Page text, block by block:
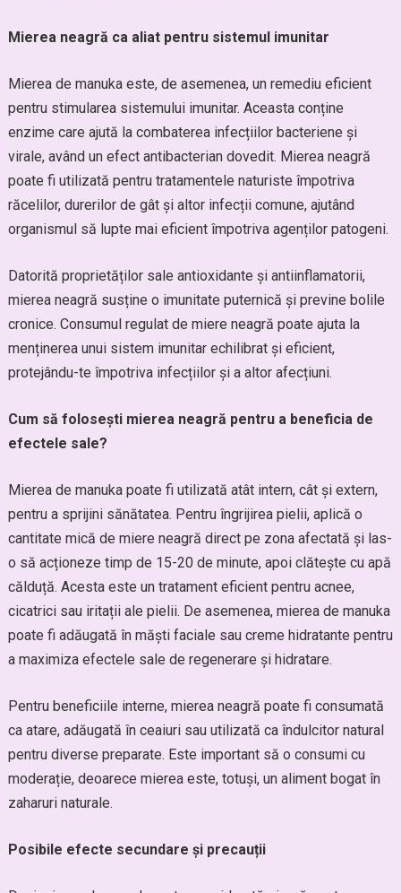
Mierea neagră ca aliat pentru sistemul imunitar
Mierea de manuka este, de asemenea, un remediu eficient
pentru stimularea sistemului imunitar. Aceasta conține
enzime care ajută la combaterea infecțiilor bacteriene și
virale, având un efect antibacterian dovedit. Mierea neagră
poate fi utilizată pentru tratamentele naturiste împotriva
răcelilor, durerilor de gât și altor infecții comune, ajutând
organismul să lupte mai eficient împotriva agenților patogeni.
Datorită proprietăților sale antioxidante și antiinflamatorii,
mierea neagră susține o imunitate puternică și previne bolile
cronice. Consumul regulat de miere neagră poate ajuta la
menținerea unui sistem imunitar echilibrat și eficient,
protejându-te împotriva infecțiilor și a altor afecțiuni.
Cum să folosești mierea neagră pentru a beneficia de
efectele sale?
Mierea de manuka poate fi utilizată atât intern, cât și extern,
pentru a sprijini sănătatea. Pentru îngrijirea pielii, aplică o
cantitate mică de miere neagră direct pe zona afectată și las-
o să acționeze timp de 15-20 de minute, apoi clătește cu apă
călduță. Acesta este un tratament eficient pentru acnee,
cicatrici sau iritații ale pielii. De asemenea, mierea de manuka
poate fi adăugată în măști faciale sau creme hidratante pentru
a maximiza efectele sale de regenerare și hidratare.
Pentru beneficiile interne, mierea neagră poate fi consumată
ca atare, adăugată în ceaiuri sau utilizată ca îndulcitor natural
pentru diverse preparate. Este important să o consumi cu
moderație, deoarece mierea este, totuși, un aliment bogat în
zaharuri naturale.
Posibile efecte secundare și precauții